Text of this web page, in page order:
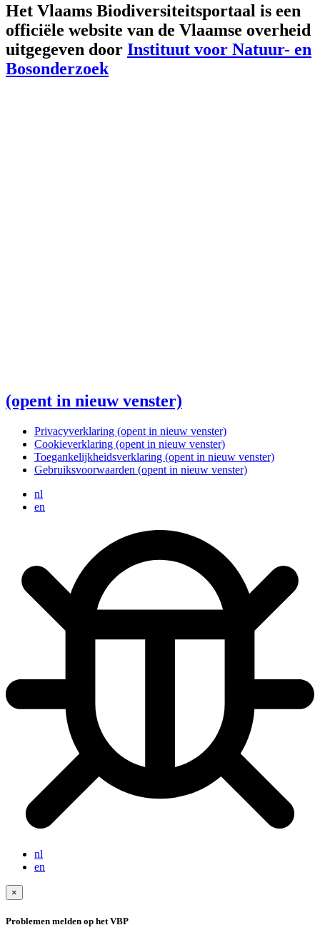
Het Vlaams Biodiversiteitsportaal is een
officiële website van de Vlaamse overheid
uitgegeven door Instituut voor Natuur- en
Bosonderzoek
(opent in nieuw venster)
Privacyverklaring (opent in nieuw venster)
Cookieverklaring (opent in nieuw venster)
Toegankelijkheidsverklaring (opent in nieuw venster)
Gebruiksvoorwaarden (opent in nieuw venster)
nl
en
nl
en
×
Problemen melden op het VBP